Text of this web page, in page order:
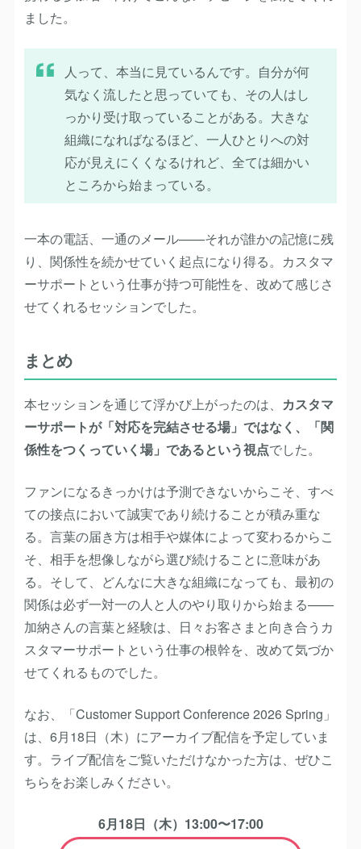
ました。
人って、本当に見ているんです。自分が何
気なく流したと思っていても、その人はし
っかり受け取っていることがある。大きな
組織になればなるほど、一人ひとりへの対
応が見えにくくなるけれど、全ては細かい
ところから始まっている。
一本の電話、一通のメール——それが誰かの記憶に残
り、関係性を続かせていく起点になり得る。カスタマ
ーサポートという仕事が持つ可能性を、改めて感じさ
せてくれるセッションでした。
まとめ
本セッションを通じて浮かび上がったのは、 カスタマ
ーサポートが「対応を完結させる場」ではなく、「関
係性をつくっていく場」であるという視点でした。
ファンになるきっかけは予測できないからこそ、すべ
ての接点において誠実であり続けることが積み重な
る。言葉の届き方は相手や媒体によって変わるからこ
そ、相手を想像しながら選び続けることに意味があ
る。そして、どんなに大きな組織になっても、最初の
関係は必ず一対一の人と人のやり取りから始まる——
加納さんの言葉と経験は、日々お客さまと向き合うカ
スタマーサポートという仕事の根幹を、改めて気づか
せてくれるものでした。
なお、「Customer Support Conference 2026 Spring」
は、6月18日（木）にアーカイブ配信を予定していま
す。ライブ配信をご覧いただけなかった方は、ぜひこ
ちらをお楽しみください。
6月18日（木）13:00〜17:00